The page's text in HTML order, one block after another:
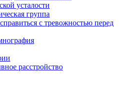
усталости
группа
с тревожностью перед
расстройство